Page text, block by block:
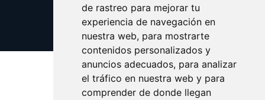
de rastreo para mejorar tu
experiencia de navegación en
nuestra web, para mostrarte
contenidos personalizados y
anuncios adecuados, para analizar
el tráfico en nuestra web y para
comprender de donde llegan
Update cookies preferences
Copyright © 2025 compostaje.es